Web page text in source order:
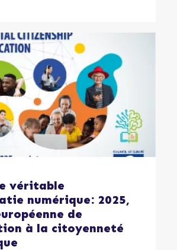
véritable
numérique: 2025,
de
à la citoyenneté